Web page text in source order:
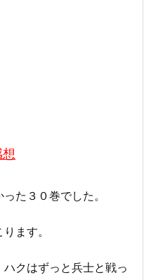
想
た３０巻でした。
ます。
クはずっと兵士と戦っ